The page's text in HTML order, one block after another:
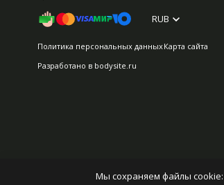
RUB
Политика персональных данныхКарта сайта
Разработано в bodysite.ru
Мы сохраняем файлы cookie: